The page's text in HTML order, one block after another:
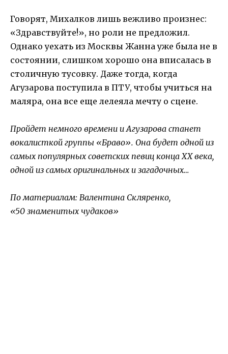
Говорят, Михалков лишь вежливо произнес:
«Здравствуйте!», но роли не предложил.
Однако уехать из Москвы Жанна уже была не в
состоянии, слишком хорошо она вписалась в
столичную тусовку. Даже тогда, когда
Агузарова поступила в ПТУ, чтобы учиться на
маляра, она все еще лелеяла мечту о сцене.
Пройдет немного времени и Агузарова станет
вокалисткой группы «Браво». Она будет одной из
самых популярных советских певиц конца ХХ века,
одной из самых оригинальных и загадочных…
По материалам: Валентина Скляренко,
«50 знаменитых чудаков»